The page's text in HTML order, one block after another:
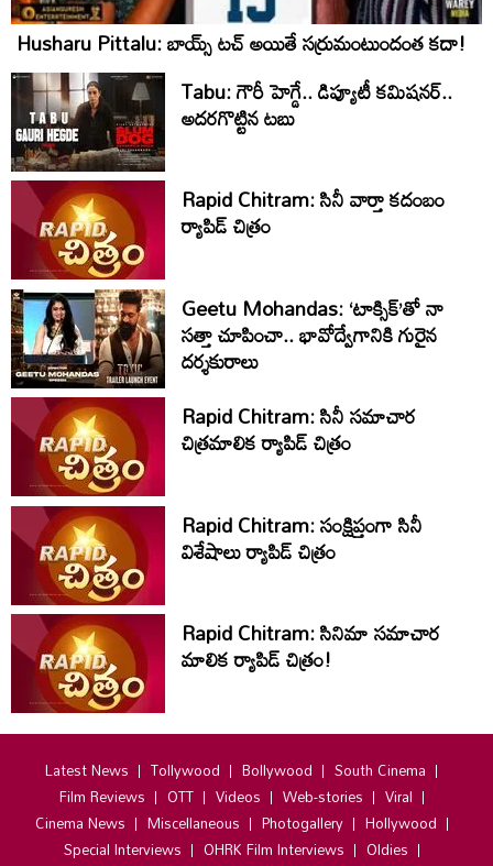
Husharu Pittalu: బాయ్స్ టచ్ అయితే సర్రుమంటుందంత కదా!
Tabu: గౌరీ హెగ్డే.. డిప్యూటీ కమిషనర్..
అదరగొట్టిన టబు
Rapid Chitram: సినీ వార్తా కదంబం
ర్యాపిడ్ చిత్రం
Geetu Mohandas: ‘టాక్సిక్‌’తో నా
సత్తా చూపించా.. భావోద్వేగానికి గురైన
దర్శకురాలు
Rapid Chitram: సినీ సమాచార
చిత్రమాలిక ర్యాపిడ్‌ చిత్రం
Rapid Chitram: సంక్షిప్తంగా సినీ
విశేషాలు ర్యాపిడ్ చిత్రం
Rapid Chitram: సినిమా సమాచార
మాలిక ర్యాపిడ్ చిత్రం!
Latest News Tollywood Bollywood
South Cinema
Film Reviews
OTT Videos Web-stories
Viral
Cinema News
Miscellaneous Photogallery
Hollywood
Special Interviews
OHRK Film Interviews
Oldies